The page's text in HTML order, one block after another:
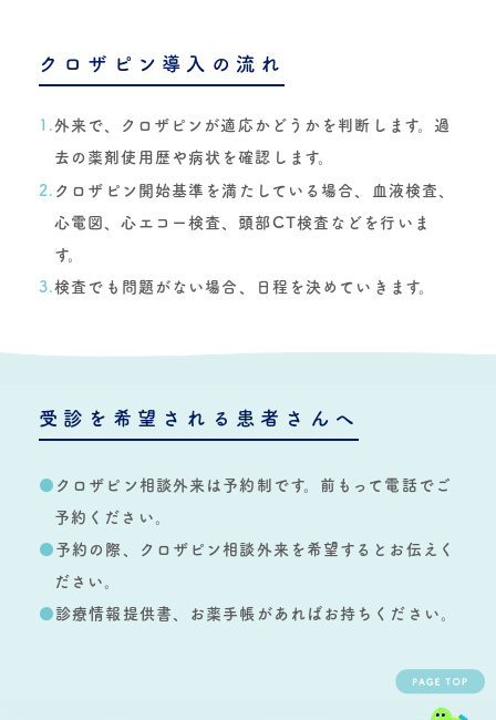
クロザピン導入の流れ
1. 外来で、クロザピンが適応かどうかを判断します。過
去の薬剤使用歴や病状を確認します。
2. クロザピン開始基準を満たしている場合、血液検査、
心電図、心エコー検査、頭部CT検査などを行いま
す。
3.検査でも問題がない場合、日程を決めていきます。
受診を希望される患者さんへ
● クロザピン相談外来は予約制です。前もって電話でご
予約ください。
● 予約の際、クロザピン相談外来を希望するとお伝えく
ださい。
●診療情報提供書、お薬手帳があればお持ちください。